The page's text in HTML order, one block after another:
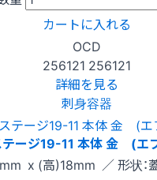
カートに入れる
OCD
256121 256121
詳細を見る
刺身容器
テージ19-11 本体 金 (エ
x (高)18mm ／ 形状：